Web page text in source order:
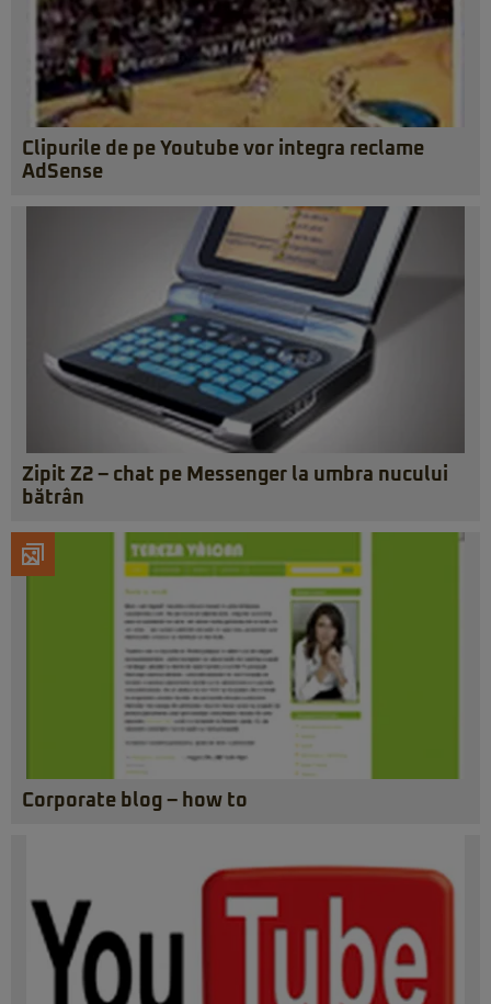
Clipurile de pe Youtube vor integra reclame
AdSense
Zipit Z2 – chat pe Messenger la umbra nucului
bătrân
Corporate blog – how to